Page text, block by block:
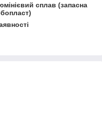
сплав (запасна